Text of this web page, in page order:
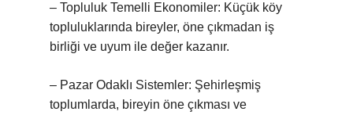
– Topluluk Temelli Ekonomiler: Küçük köy
topluluklarında bireyler, öne çıkmadan iş
birliği ve uyum ile değer kazanır.
– Pazar Odaklı Sistemler: Şehirleşmiş
toplumlarda, bireyin öne çıkması ve